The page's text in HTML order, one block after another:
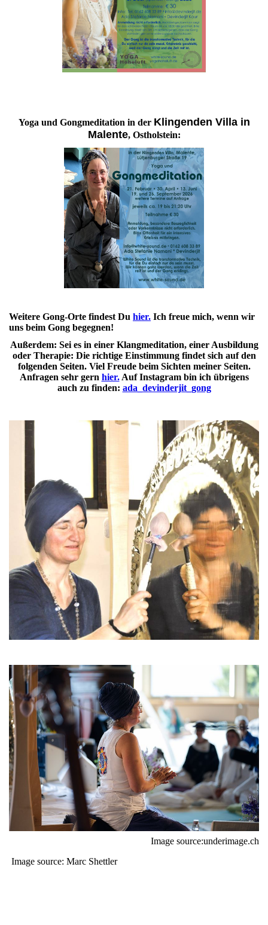
Yoga und Gongmeditation in der Klingenden Villa in
Malente, Ostholstein:
Weitere Gong-Orte findest Du hier. Ich freue mich, wenn wir
uns beim Gong begegnen!
Außerdem: Sei es in einer Klangmeditation, einer Ausbildung
oder Therapie: Die richtige Einstimmung findet sich auf den
folgenden Seiten. Viel Freude beim Sichten meiner Seiten.
Anfragen sehr gern hier.Auf Instagram bin ich übrigens
auch zu finden: ada_devinderjit_gong
Image source:underimage.ch
Image source: Marc Shettler